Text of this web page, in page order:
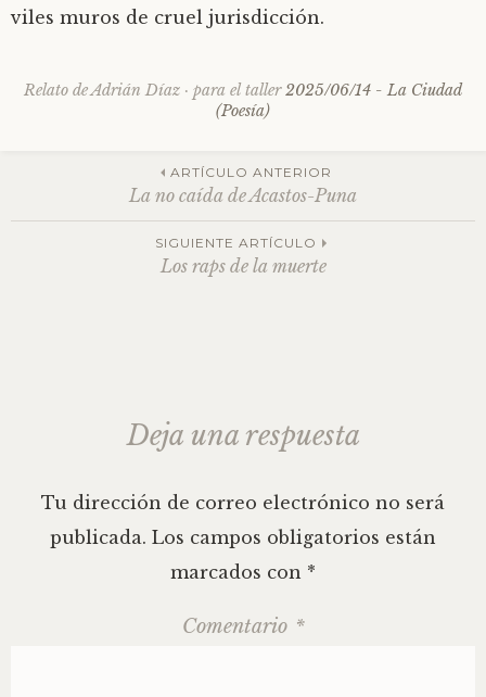
viles muros de cruel jurisdicción.
Relato deAdrián Díaz · para el taller 2025/06/14 - La Ciudad
(Poesía)
Navegación
entrada
ARTÍCULO ANTERIOR
La no caída de Acastos-Puna
SIGUIENTE ARTÍCULO
Los raps de la muerte
Deja una respuesta
Tu dirección de correo electrónico no será
publicada. Los campos obligatorios están
marcados con *
Comentario *